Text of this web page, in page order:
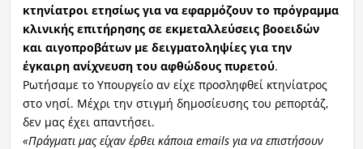
κτηνίατροι ετησίως για να εφαρμόζουν το πρόγραμμα
κλινικής επιτήρησης σε εκμεταλλεύσεις βοοειδών
και αιγοπροβάτων με δειγματοληψίες για την
έγκαιρη ανίχνευση του αφθώδους πυρετού.
Ρωτήσαμε το Υπουργείο αν είχε προσληφθεί κτηνίατρος
στο νησί. Μέχρι την στιγμή δημοσίευσης του ρεπορτάζ,
δεν μας έχει απαντήσει.
«Πράγματι μας είχαν έρθει κάποια emails για να επιστήσουν